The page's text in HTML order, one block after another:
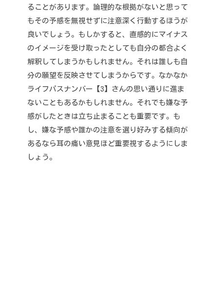
ることがあります。 論理的な根拠がないと思って
もその予感を無視せずに注意深く行動するほうが
良いでしょう。 もしかすると、直感的にマイナス
のイメージを受け取ったとしても自分の都合よく
解釈してしまうかもしれません。 それは誰しも自
分の願望を反映させてしまうからです。 なかなか
ライフパスナンバー【3】さんの思い通りに進ま
ないこともあるかもしれません。 それでも嫌な予
感がしたときは立ち止まることも重要です。 も
し、嫌な予感や誰かの注意を選り好みする傾向が
あるなら耳の痛い意見ほど重要視するようにしま
しょう。